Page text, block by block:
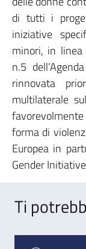
di tutti i
iniziative
minori, in linea
n.5
rinnovata
multilaterale
forma di
Europea in
Gender
Ti